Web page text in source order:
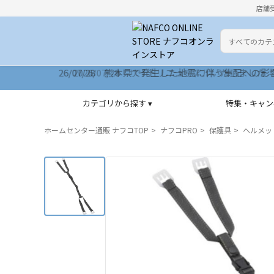
店舗
カテゴリ
検索キーワー
2026/07/28 サイトリニューアルいたしました
カテゴリから探す ▾ 特集・キャ
ホームセンター通販 ナフコTOP ナフコPRO 保護具 ヘルメ